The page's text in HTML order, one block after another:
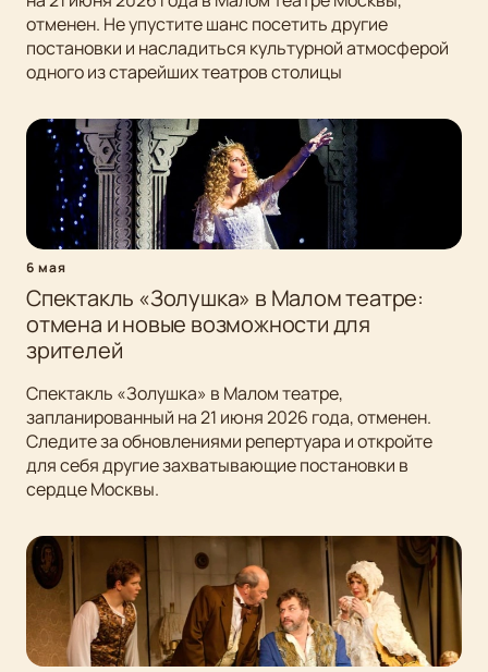
отменен. Не упустите шанс посетить другие
постановки и насладиться культурной атмосферой
одного из старейших театров столицы
6 мая
Спектакль «Золушка» в Малом театре:
отмена и новые возможности для
зрителей
Спектакль «Золушка» в Малом театре,
запланированный на 21 июня 2026 года, отменен.
Следите за обновлениями репертуара и откройте
для себя другие захватывающие постановки в
сердце Москвы.